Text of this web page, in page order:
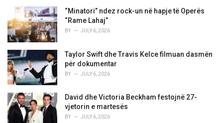
“Minatori” ndez rock-un në hapje të Operës
“Rame Lahaj”
BY JULY 6, 2026
Taylor Swift dhe Travis Kelce filmuan dasmën
për dokumentar
BY JULY 6, 2026
David dhe Victoria Beckham festojnë 27-
vjetorin e martesës
BY JULY 6, 2026